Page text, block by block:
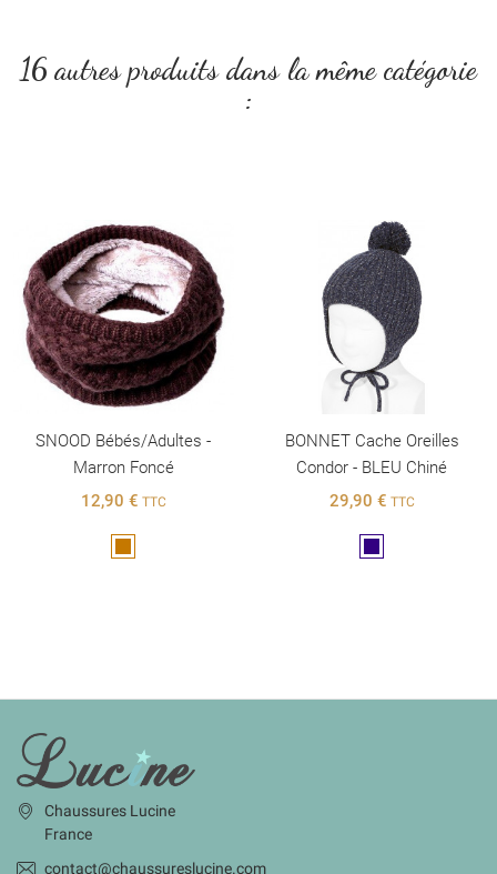
16 autres produits dans la même catégorie
:
SNOOD Bébés/adultes -
Marron Foncé
12,90 € TTC
BONNET Cache Oreilles
Condor - BLEU Chiné
29,90 € TTC
INFORMATIONS
Chaussures Lucine
France
contact@chaussureslucine.com